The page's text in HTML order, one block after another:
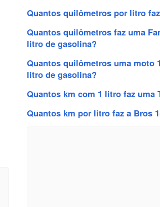
Quantos quilômetros por litro
Quantos quilômetros faz uma
litro de gasolina?
Quantos quilômetros uma moto
litro de gasolina?
Quantos km com 1 litro faz uma
Quantos km por litro faz a Bros